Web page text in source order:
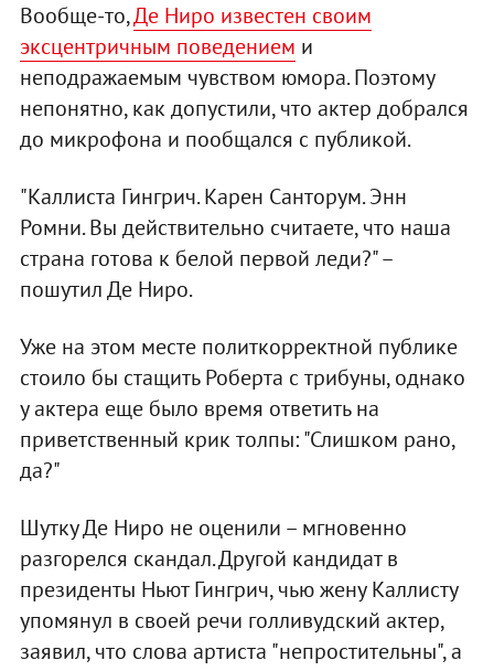
Вообще-то,Де Ниро известен своим
эксцентричным поведением и
неподражаемым чувством юмора. Поэтому
непонятно, как допустили, что актер добрался
до микрофона и пообщался с публикой.
"Каллиста Гингрич. Карен Санторум. Энн
Ромни. Вы действительно считаете, что наша
страна готова к белой первой леди?" –
пошутил Де Ниро.
Уже на этом месте политкорректной публике
стоило бы стащить Роберта с трибуны, однако
у актера еще было время ответить на
приветственный крик толпы: "Слишком рано,
да?"
Шутку Де Ниро не оценили – мгновенно
разгорелся скандал. Другой кандидат в
президенты Ньют Гингрич, чью жену Каллисту
упомянул в своей речи голливудский актер,
заявил, что слова артиста "непростительны", а